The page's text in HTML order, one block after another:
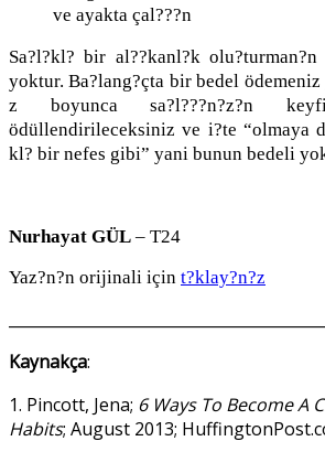
ve ayakta çal???n
Sa?l?kl? bir al??kanl?k
yoktur. Ba?lang?çta bir bedel ödemeniz
z boyunca sa?l???n?z?n
ödüllendirileceksiniz ve i?te “olmaya
kl? bir nefes gibi” yani bunun bedeli
Nurhayat GÜL – T24
Yaz?n?n orijinali için t?klay?n?z
Kaynakça:
1. Pincott, Jena; 6 Ways To Become A
Habits; August 2013;